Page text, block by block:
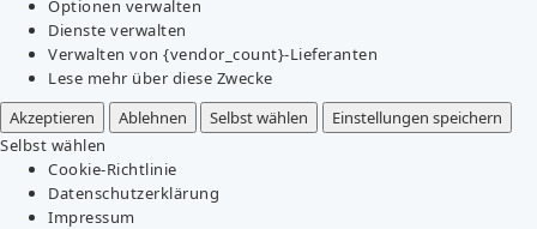
Optionen verwalten
Dienste verwalten
Verwalten von {vendor_count}-Lieferanten
Lese mehr über diese Zwecke
Akzeptieren
Ablehnen Selbst wählen
Einstellungen speichern
Selbst wählen
Cookie-Richtlinie
Datenschutzerklärung
Impressum